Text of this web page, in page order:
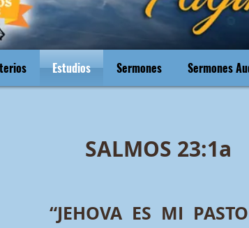
Estudios Sermones Sermones
SALMOS 23:1a
“JEHOVA ES MI